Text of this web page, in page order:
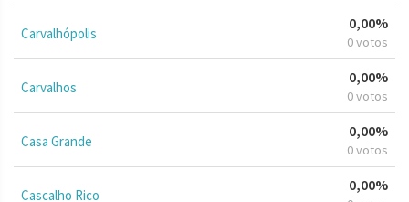
Carvalhópolis
0,00%
0 votos
Carvalhos
0,00%
0 votos
Casa Grande
0,00%
0 votos
Cascalho Rico
0,00%